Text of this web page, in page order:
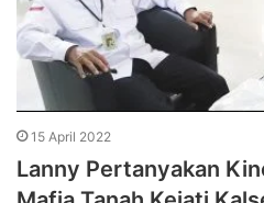
15 April 2022
Lanny Pertanyakan